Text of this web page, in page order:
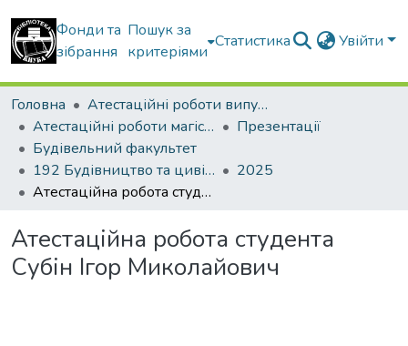
Фонди та
зібрання
Пошук за
критеріями
Статистика Увійти
Головна
Атестаційні роботи випускників
Атестаційні роботи магістрів
Презентації
Будівельний факультет
192 Будівництво та цивільна інженерія. Промислове і цивільне будівництво
2025
Атестаційна робота студента Субін Ігор Миколайович
Атестаційна робота студента
Субін Ігор Миколайович